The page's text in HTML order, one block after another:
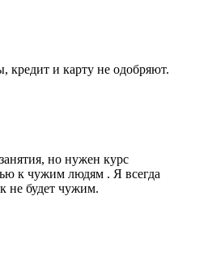
и карту не одобряют.
но нужен курс
к чужим людям . Я всегда
не будет чужим.